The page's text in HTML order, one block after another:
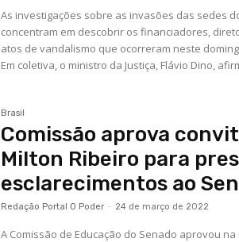
As investigações sobre as invasões das sedes
concentram em descobrir os financiadores,
atos de vandalismo que ocorreram neste
Em coletiva, o ministro da Justiça, Flávio Dino,
Brasil
Comissão aprova
Milton Ribeiro para
esclarecimentos ao
Redação Portal O Poder - 24 de março de 2022
A Comissão de Educação do Senado aprovou